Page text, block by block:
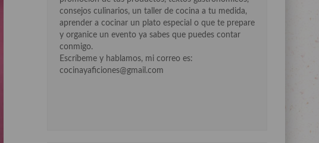
consejos culinarios, un taller de cocina a tu medida,
aprender a cocinar un plato especial o que te prepare
y organice un evento ya sabes que puedes contar
conmigo.
Escríbeme y hablamos, mi correo es:
cocinayaficiones@gmail.com